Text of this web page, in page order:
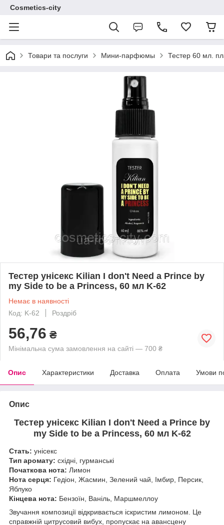
Cosmetics-city
Товари та послуги Мини-парфюмы Тестер 60 мл.
Тестер унісекс Kilian I don't Need a Prince by
my Side to be a Princess, 60 мл K-62
Немає в наявності
Код: K-62
Роздріб
56,76 ₴
Мінімальна сума замовлення на сайті — 700 ₴
Опис Характеристики Доставка Оплата Умови
Опис
Тестер унісекс Kilian I don't Need a Prince by
my Side to be a Princess, 60 мл K-62
Стать: унісекс
Тип аромату: східні, гурманські
Початкова нота: Лимон
Нота серця: Гедіон, Жасмин, Зелений чай, Імбир, Персик,
Яблуко
Кінцева нота: Бензоїн, Ваніль, Маршмеллоу
Звучання композиції відкривається іскристим лимоном. Це
справжній цитрусовий вибух, пропускає на авансцену